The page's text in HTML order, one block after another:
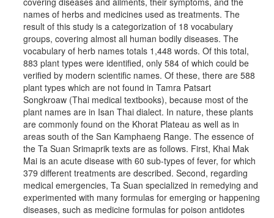
names of herbs and medicines used as treatments. The
result of this study is a categorization of 18 vocabulary
groups, covering almost all human bodily diseases. The
vocabulary of herb names totals 1,448 words. Of this total,
883 plant types were identified, only 584 of which could be
verified by modern scientific names. Of these, there are 588
plant types which are not found in Tamra Patsart
Songkroaw (Thai medical textbooks), because most of the
plant names are in Isan Thai dialect. In nature, these plants
are commonly found on the Khorat Plateau as well as in
areas south of the San Kamphaeng Range. The essence of
the Ta Suan Srimaprik texts are as follows. First, Khai Mak
Mai is an acute disease with 60 sub-types of fever, for which
379 different treatments are described. Second, regarding
medical emergencies, Ta Suan specialized in remedying and
experimented with many formulas for emerging or happening
diseases, such as medicine formulas for poison antidotes